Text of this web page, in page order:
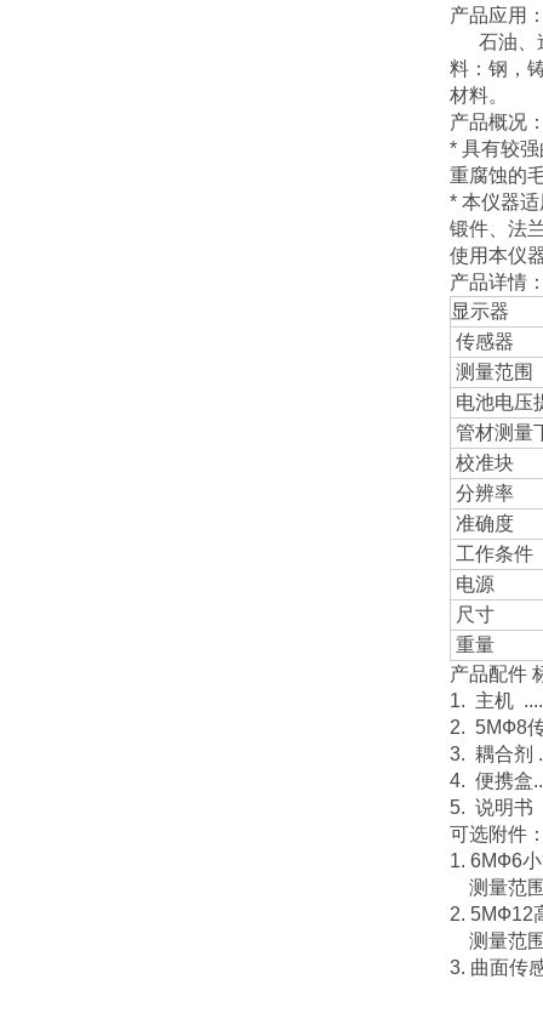
产品应用
石油、
料：钢，
材料。
产品概况
* 具有较
重腐蚀的
* 本仪器
锻件、法
使用本仪
产品详情
显示器
传感器
测量范围
电池电压
管材测量
校准块
分辨率
准确度
工作条件
电源
尺寸
重量
产品配件
1. 主机
2. 5MФ8
3. 耦合剂
4. 便携盒
5. 说明书
可选附件
1. 6MФ6
测量范
2. 5MФ12
测量范
3. 曲面传